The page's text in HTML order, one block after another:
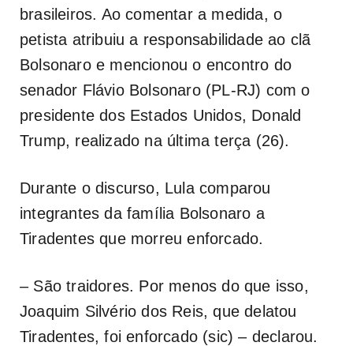
brasileiros. Ao comentar a medida, o
petista atribuiu a responsabilidade ao clã
Bolsonaro e mencionou o encontro do
senador Flávio Bolsonaro (PL-RJ) com o
presidente dos Estados Unidos, Donald
Trump, realizado na última terça (26).
Durante o discurso, Lula comparou
integrantes da família Bolsonaro a
Tiradentes que morreu enforcado.
– São traidores. Por menos do que isso,
Joaquim Silvério dos Reis, que delatou
Tiradentes, foi enforcado (sic) – declarou.